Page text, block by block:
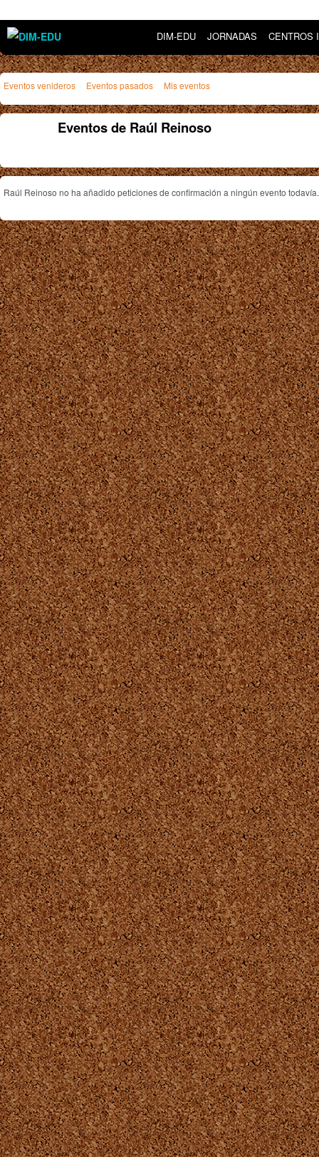
DIM-EDU JORNADAS CENTROS
Eventos venideros Eventos pasados Mis eventos
Eventos de Raúl Reinoso
Raúl Reinoso no ha añadido peticiones de confirmación a ningún evento todavía.